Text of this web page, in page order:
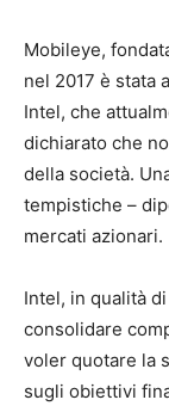
Mobileye,
nel 2017 è stata
Intel, che
dichiarato che
della società.
tempistiche –
mercati azionari.
Intel, in qualità
consolidare
voler quotare la
sugli obiettivi